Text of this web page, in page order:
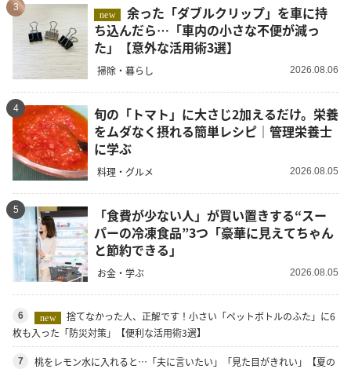
3
new
余った「ダブルクリップ」を車に持
ち込んだら…「車内の小さな不便が減っ
た」【意外な活用術3選】
掃除・暮らし 2026.08.06
4
旬の「トマト」に大さじ2加えるだけ。栄養
をムダなく摂れる簡単レシピ｜管理栄養士
に学ぶ
料理・グルメ 2026.08.05
5
「食費が少ない人」が買い置きする“スー
パーの冷凍食品”3つ「豪華に見えてちゃん
と節約できる」
お金・学ぶ 2026.08.05
6 new
捨てなかった人、正解です！小さい「ペットボトルのふた」に6
枚も入った「防災対策」【便利な活用術3選】
7
桃をレモン水に入れると…「夫に言いたい」「見た目がきれい」【夏の